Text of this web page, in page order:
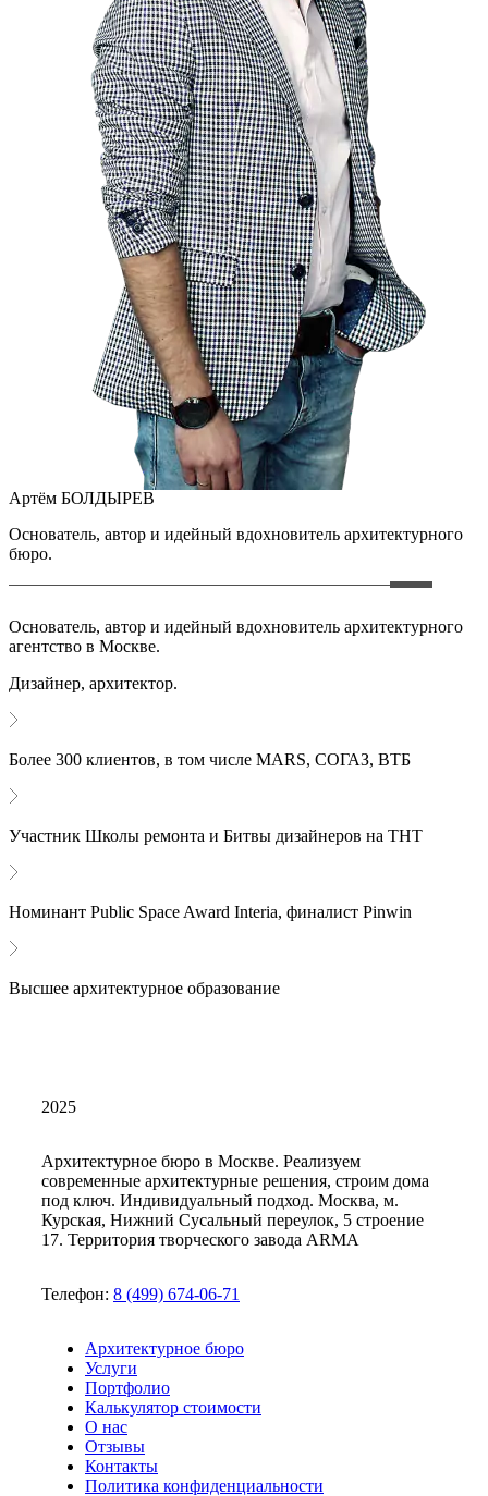
Артём БОЛДЫРЕВ
Основатель, автор и идейный вдохновитель архитектурного
бюро.
Основатель, автор и идейный вдохновитель архитектурного
агентство в Москве.
Дизайнер, архитектор.
Более 300 клиентов, в том числе MARS, СОГАЗ, ВТБ
Участник Школы ремонта и Битвы дизайнеров на ТНТ
Номинант Public Space Award Interia, финалист Pinwin
Высшее архитектурное образование
2025
Архитектурное бюро в Москве. Реализуем
современные архитектурные решения, строим дома
под ключ. Индивидуальный подход. Москва, м.
Курская, Нижний Сусальный переулок, 5 строение
17. Территория творческого завода ARMA
Телефон: 8 (499) 674-06-71
Архитектурное бюро
Услуги
Портфолио
Калькулятор стоимости
О нас
Отзывы
Контакты
Политика конфиденциальности